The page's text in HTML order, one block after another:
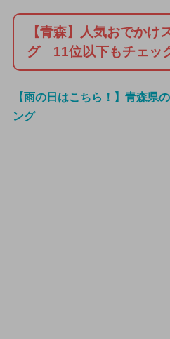
【青森】人気おでかけ
グ 11位以下もチェッ
【雨の日はこちら！】青森県
ング